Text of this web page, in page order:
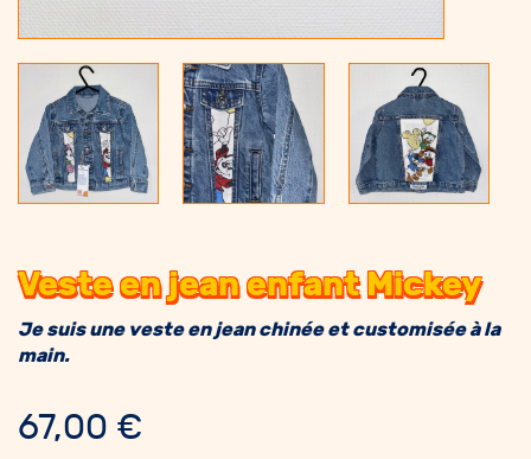
Veste en jean enfant Mickey
Je suis une veste en jean chinée et customisée à la
main.
67,00 €